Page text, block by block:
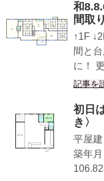
和
間取
↑1F
間と
に！
記事を
初日
き〉
平屋
築年